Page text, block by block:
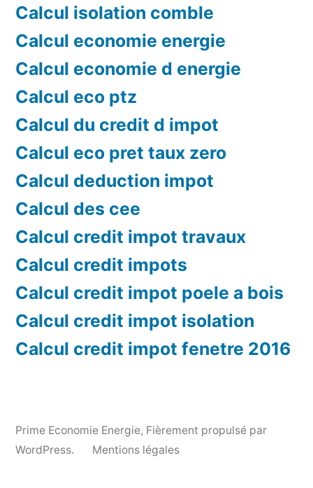
Calcul isolation comble
Calcul economie energie
Calcul economie d energie
Calcul eco ptz
Calcul du credit d impot
Calcul eco pret taux zero
Calcul deduction impot
Calcul des cee
Calcul credit impot travaux
Calcul credit impots
Calcul credit impot poele a bois
Calcul credit impot isolation
Calcul credit impot fenetre 2016
Prime Economie Energie, Fièrement propulsé par
WordPress.
Mentions légales